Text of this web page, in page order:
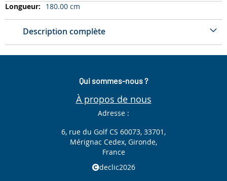
Dimensions 180.00 cm
Description complète
Qui sommes-nous ?
À propos de nous
Adresse :
6, rue du Golf CS 60073, 33701,
Mérignac Cedex, Gironde,
France
declic2026